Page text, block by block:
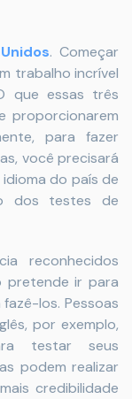
. Começar
trabalho incrível
que essas três
proporcionarem
para fazer
você precisará
do país de
dos testes de
reconhecidos
pretende ir para
los. Pessoas
por exemplo,
testar seus
podem realizar
credibilidade